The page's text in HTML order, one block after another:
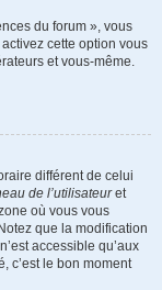
du forum », vous
activez cette option vous
et vous-même.
différent de celui
de l’utilisateuret
où vous vous
que la modification
accessible qu’aux
c’est le bon moment